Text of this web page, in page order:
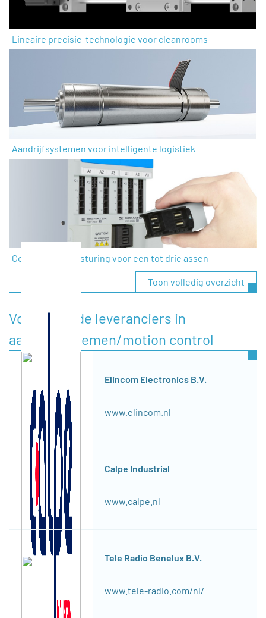
Lineaire precisie-technologie voor cleanrooms
Aandrijfsystemen voor intelligente logistiek
Complete motorsturing voor een tot drie assen
Toon volledig overzicht
Voorgestelde leveranciers in
aandrijfsystemen/motion control
Elincom Electronics B.V.
www.elincom.nl
Calpe Industrial
www.calpe.nl
Tele Radio Benelux B.V.
www.tele-radio.com/nl/